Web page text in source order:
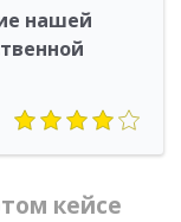
нашей
кейсе